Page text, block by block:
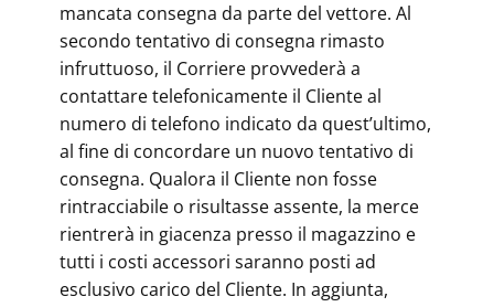
mancata consegna da parte del vettore. Al
secondo tentativo di consegna rimasto
infruttuoso, il Corriere provvederà a
contattare telefonicamente il Cliente al
numero di telefono indicato da quest’ultimo,
al fine di concordare un nuovo tentativo di
consegna. Qualora il Cliente non fosse
rintracciabile o risultasse assente, la merce
rientrerà in giacenza presso il magazzino e
tutti i costi accessori saranno posti ad
esclusivo carico del Cliente. In aggiunta,